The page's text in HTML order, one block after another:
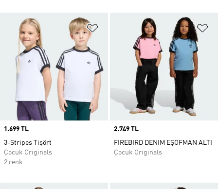
Favori Listesine Ekle
Price
1.699 TL
3-Stripes Tişört
Çocuk Originals
2 renk
Price
2.749 TL
FIREBIRD DENIM EŞOFMAN ALTI
Çocuk Originals